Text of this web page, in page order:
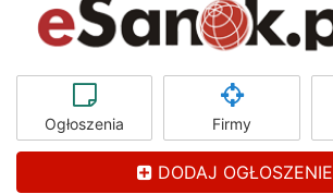
Ogłoszenia Firmy
DODAJ OGŁOSZENIE